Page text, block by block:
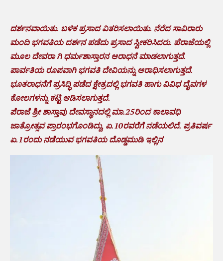
ದರ್ಶನವಾಯಿತು. ಬಳಿಕ ಪ್ರಸಾದ ವಿತರಿಸಲಾಯಿತು. ನೆರೆದ ಸಾವಿರಾರು
ಮಂದಿ ಭಗವತಿಯ ದರ್ಶನ ಪಡೆದು ಪ್ರಸಾದ ಸ್ವೀಕರಿಸಿದರು. ಪೆರಾಜೆಯಲ್ಲಿ
ಮೂಲ ದೇವರಾ ಗಿ ಧರ್ಮಶಾಸ್ತಾರನ ಆರಾಧನೆ ಮಾಡಲಾಗುತ್ತದೆ.
ಪಾರ್ವತಿಯ ರೂಪವಾಗಿ ಭಗವತಿ ದೇವಿಯನ್ನು ಆರಾಧಿಸಲಾಗುತ್ತದೆ.
ಭೂತರಾಧನೆಗೆ ಪ್ರಸಿದ್ಧಿ ಪಡೆದ ಕ್ಷೇತ್ರದಲ್ಲಿ ಭಗವತಿ ಹಾಗು ವಿವಿಧ ದೈವಗಳ
ಕೋಲಗಳನ್ನು ಕಟ್ಟಿ ಆಡಿಸಲಾಗುತ್ತದೆ.
ಪೆರಾಜೆ ಶ್ರೀ ಶಾಸ್ತಾವು ದೇವಸ್ಥಾನದಲ್ಲಿ ಮಾ.25ರಿಂದ ಕಾಲಾವಧಿ
ಜಾತ್ರೋತ್ಸವ ಪ್ರಾರಂಭಗೊಂಡಿದ್ದು, ಏ.10ರವರೆಗೆ ನಡೆಯಲಿದೆ. ಪ್ರತಿವರ್ಷ
ಏ.1ರಂದು ನಡೆಯುವ ಭಗವತಿಯ ದೊಡ್ಡಮುಡಿ ಇಲ್ಲಿನ